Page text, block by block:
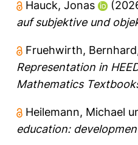
Hauck, Jonas
auf subjektive und
Fruehwirth, Bernhard
Representation in
Mathematics
Heilemann, Michael
education: